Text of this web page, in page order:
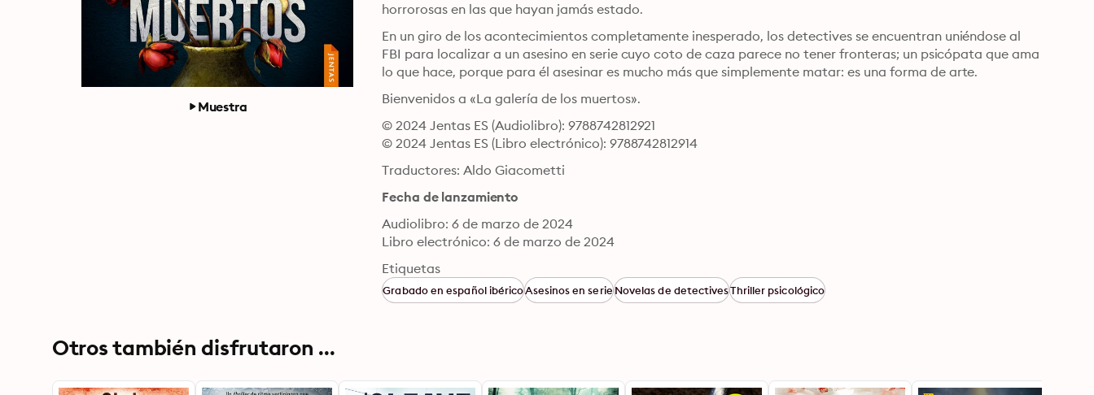
Muestra
horrorosas en las que hayan jamás estado.
En un giro de los acontecimientos completamente inesperado, los detectives se encuentran uniéndose al
FBI para localizar a un asesino en serie cuyo coto de caza parece no tener fronteras; un psicópata que ama
lo que hace, porque para él asesinar es mucho más que simplemente matar: es una forma de arte.
Bienvenidos a «La galería de los muertos».
© 2024 Jentas ES (Audiolibro): 9788742812921
© 2024 Jentas ES (Libro electrónico): 9788742812914
Traductores: Aldo Giacometti
Fecha de lanzamiento
Audiolibro: 6 de marzo de 2024
Libro electrónico: 6 de marzo de 2024
Etiquetas
Grabado en español ibéricoAsesinos en serieNovelas de detectivesThriller psicológico
Otros también disfrutaron ...